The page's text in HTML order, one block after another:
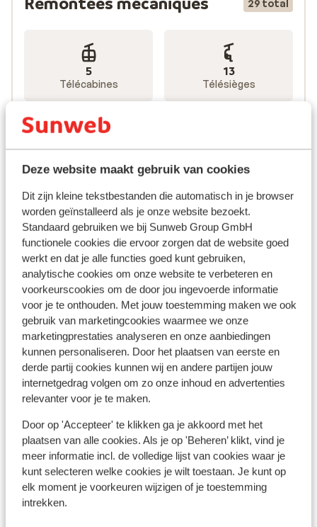
Deze website maakt gebruik van cookies
Dit zijn kleine tekstbestanden die automatisch in je browser
worden geïnstalleerd als je onze website bezoekt.
Standaard gebruiken we bij Sunweb Group GmbH
functionele cookies die ervoor zorgen dat de website goed
werkt en dat je alle functies goed kunt gebruiken,
analytische cookies om onze website te verbeteren en
voorkeurscookies om de door jou ingevoerde informatie
voor je te onthouden. Met jouw toestemming maken we ook
gebruik van marketingcookies waarmee we onze
marketingprestaties analyseren en onze aanbiedingen
kunnen personaliseren. Door het plaatsen van eerste en
derde partij cookies kunnen wij en andere partijen jouw
internetgedrag volgen om zo onze inhoud en advertenties
relevanter voor je te maken.
Door op 'Accepteer' te klikken ga je akkoord met het
plaatsen van alle cookies. Als je op 'Beheren’ klikt, vind je
meer informatie incl. de volledige lijst van cookies waar je
kunt selecteren welke cookies je wilt toestaan. Je kunt op
elk moment je voorkeuren wijzigen of je toestemming
intrekken.
Situé dans le Trentin, en Italie, Val di Fassa est un
domaine magnifique comprenant les villages de
Canazei, Campitello, Mazzin, San Giovanni di Fassa,
village de Canazei, proposé par Sunweb, à proximité
entretenues et reliées directement à la célèbre Sella
Ronda. Vous y trouverez de longues et larges
descentes pour débutants, ainsi que des pistes noires
et des bosses pour les skieurs confirmés.
En cas de faible enneigement, Val di Fassa peut être
artificiellement enneigé à 80 %, y compris la Sella
Ronda, garantissant des conditions parfaites pour le
ski et le snowboard. Les skieurs avancés ne doivent pas
manquer la piste quasi verticale “Alberto Tomba”,
classée parmi les dix plus belles pistes de Val di Fassa.
En séjournant à Canazei ou Campitello, le forfait Val di
Fassa – Carezza est inclus.
Même sans skis, le domaine offre de belles
expériences, notamment sur le plateau ensoleillé de
Ciampedie à Canazei. Les tout-petits peuvent
29 total
5
Télécabines
13
Télésièges
11
Téléskis
Domaines préférés de nos clients
Canazei